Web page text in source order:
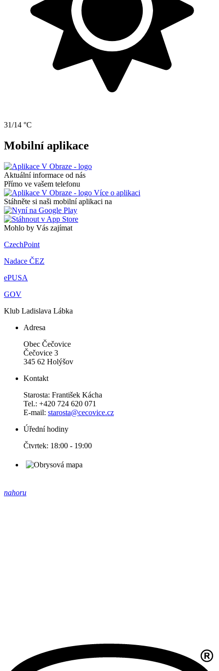
31/14 °C
Mobilní aplikace
Aktuální informace od nás
Přímo ve vašem telefonu
Více o aplikaci
Stáhněte si naši mobilní aplikaci na
Mohlo by Vás zajímat
CzechPoint
Nadace ČEZ
ePUSA
GOV
Klub Ladislava Lábka
Adresa
Obec Čečovice
Čečovice 3
345 62 Holýšov
Kontakt
Starosta: František Kácha
Tel.: +420 724 620 071
E-mail: starosta@cecovice.cz
Úřední hodiny
Čtvrtek: 18:00 - 19:00
nahoru